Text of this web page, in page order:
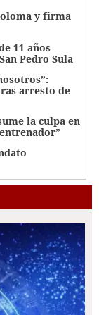
y firma
11 años
Pedro Sula
arresto de
la culpa en